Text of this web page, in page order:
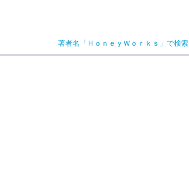
著者名「ＨｏｎｅｙＷｏｒｋｓ」で検索